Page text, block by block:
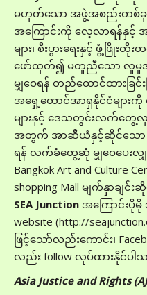
မဟုတ်သော အဖွဲ့အစည်းတစ်ခုဖြ
အကြောင်းကို လေ့လာရန်နှင့်
များ၊ စီးပွားရေးနှင့် ဖွံ့ဖ
ဖော်ထုတ်‌၍ မတူညီသော လူမှုအ
မျှ‌ဝေရန် တည်ထောင်ထားခြင်
အရှေ့တောင်အာရှနိုင်ငံများကို
များနှင့် ဒေသတွင်းလက်တွေ့
အတွက် အာဆီယံနှင့်ဆိုင်သော
ရန် လက်ခံတွေ့ဆုံ မျှဝေပေးလ
Bangkok Art and Culture
shopping Mall မျက်နှာချ
SEA Junction အကြောင်းပိုမို
website (http://
ဖြင့်သော်လည်းကောင်း၊
လည်း follow လုပ်ထားနိုင်ပါ
Asia Justice and Rights